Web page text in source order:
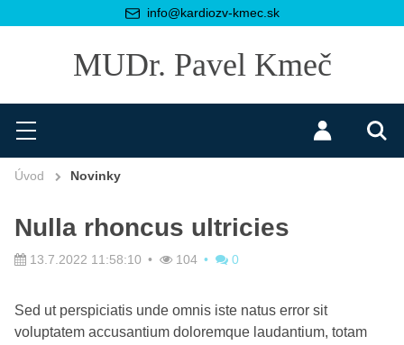
MUDr. Pavel Kmeč
Hľadať
Menu Prihlásiť
info@kardiozv-kmec.sk
Úvod Novinky
Nulla rhoncus ultricies
13.7.2022 11:58:10 104 0
Sed ut perspiciatis unde omnis iste natus error sit
voluptatem accusantium doloremque laudantium, totam